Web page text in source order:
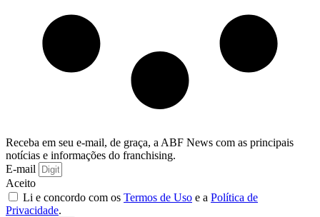
Receba em seu e-mail, de graça, a ABF News com as principais
notícias e informações do franchising.
E-mail
Aceito
Li e concordo com os Termos de Uso e a Política de
Privacidade.